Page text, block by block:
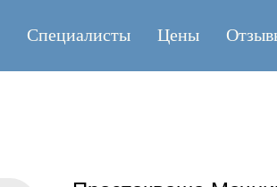
Специалисты Цены